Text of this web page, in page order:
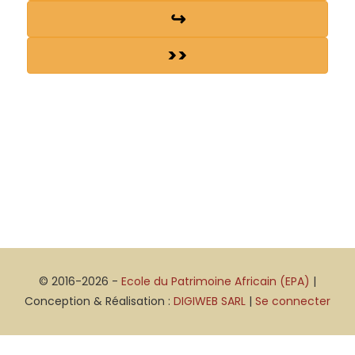
↪
>>
© 2016-2026 - Ecole du Patrimoine Africain (EPA) |
Conception & Réalisation : DIGIWEB SARL | Se connecter